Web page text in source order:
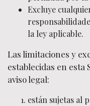
Excluye
la ley aplicable.
Las limitaciones y
establecidas en esta
aviso legal:
están sujetas al